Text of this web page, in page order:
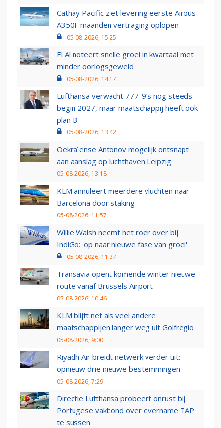
Cathay Pacific ziet levering eerste Airbus
A350F maanden vertraging oplopen
05-08-2026, 15:25
El Al noteert snelle groei in kwartaal met
minder oorlogsgeweld
05-08-2026, 14:17
Lufthansa verwacht 777-9’s nog steeds
begin 2027, maar maatschappij heeft ook
plan B
05-08-2026, 13:42
Oekraïense Antonov mogelijk ontsnapt
aan aanslag op luchthaven Leipzig
05-08-2026, 13:18
KLM annuleert meerdere vluchten naar
Barcelona door staking
05-08-2026, 11:57
Willie Walsh neemt het roer over bij
IndiGo: 'op naar nieuwe fase van groei'
05-08-2026, 11:37
Transavia opent komende winter nieuwe
route vanaf Brussels Airport
05-08-2026, 10:46
KLM blijft net als veel andere
maatschappijen langer weg uit Golfregio
05-08-2026, 9:00
Riyadh Air breidt netwerk verder uit:
opnieuw drie nieuwe bestemmingen
05-08-2026, 7:29
Directie Lufthansa probeert onrust bij
Portugese vakbond over overname TAP
te sussen